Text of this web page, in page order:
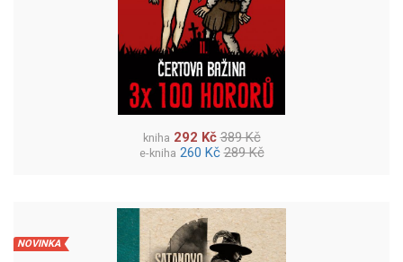
kniha 292 Kč 389 Kč
e-kniha 260 Kč 289 Kč
NOVINKA